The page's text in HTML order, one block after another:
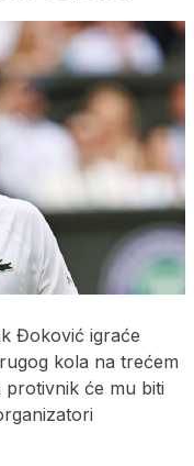
Đoković igraće
kola na trećem
protivnik će mu biti